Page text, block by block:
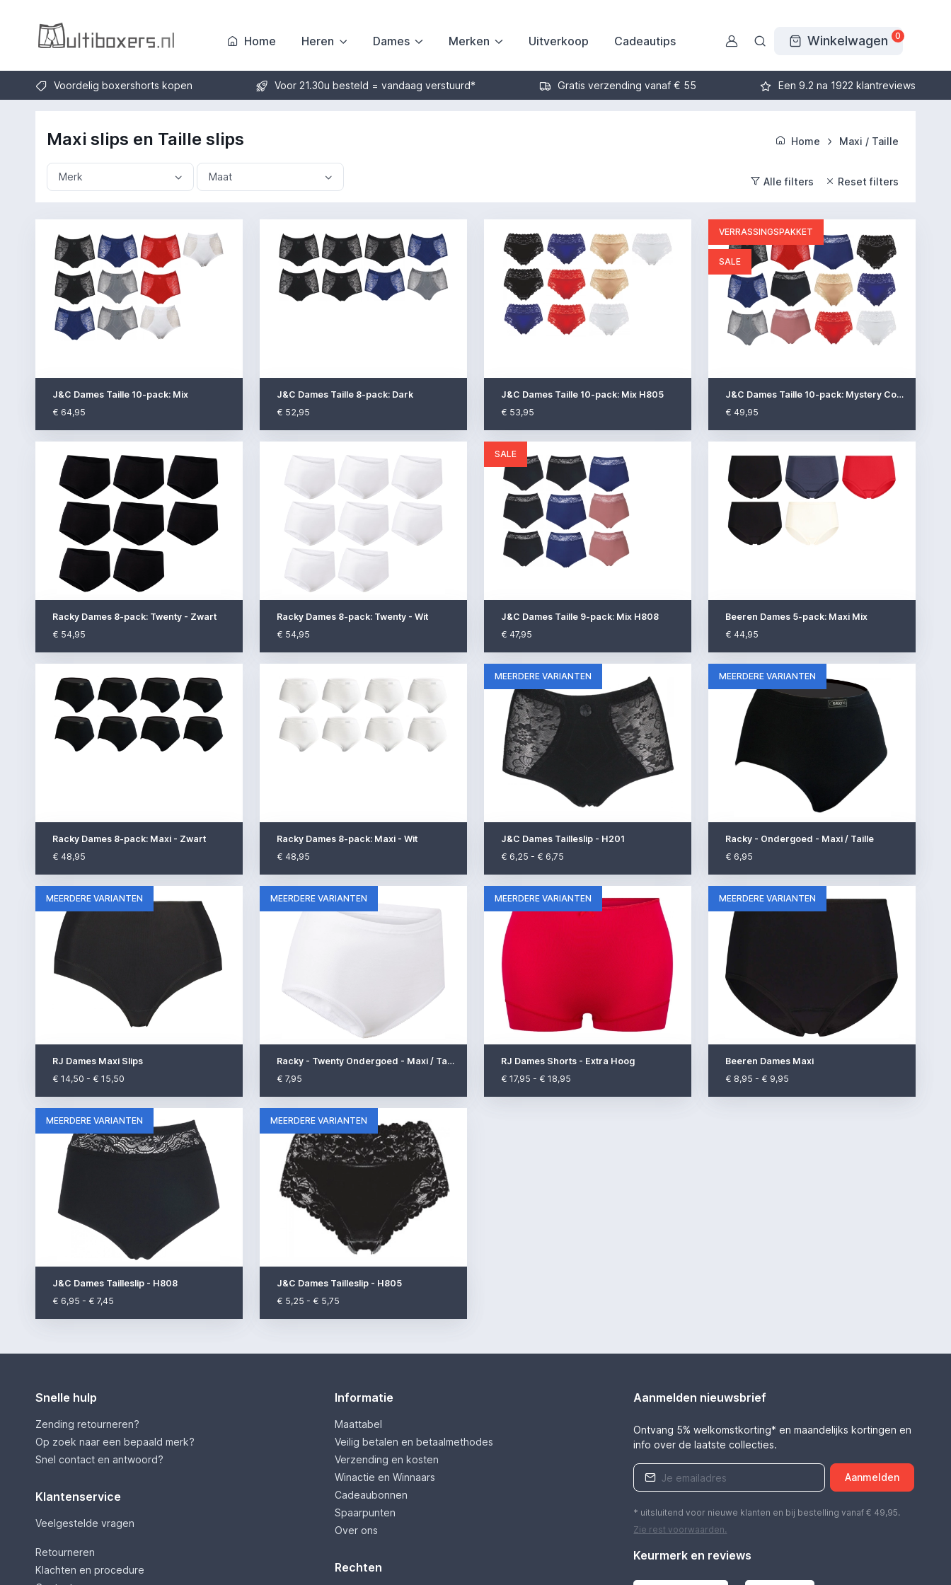
Home Heren Dames Merken Uitverkoop Cadeautips Winkelwagen 0
Voordelig boxershorts kopen Voor 21.30u besteld = vandaag verstuurd* Gratis verzending vanaf € 55 Een 9.2 na 1922 klantreviews
Home Maxi / Taille
Maxi slips en Taille slips
Merk Maat Alle filters Reset filters
J&C Dames Taille 10-pack: Mix
€ 64,95
J&C Dames Taille 8-pack: Dark
€ 52,95
J&C Dames Taille 10-pack: Mix H805
€ 53,95
VERRASSINGSPAKKET
SALE
J&C Dames Taille 10-pack: Mystery Collecti..
€ 49,95
Racky Dames 8-pack: Twenty - Zwart
€ 54,95
Racky Dames 8-pack: Twenty - Wit
€ 54,95
SALE
J&C Dames Taille 9-pack: Mix H808
€ 47,95
Beeren Dames 5-pack: Maxi Mix
€ 44,95
Racky Dames 8-pack: Maxi - Zwart
€ 48,95
Racky Dames 8-pack: Maxi - Wit
€ 48,95
MEERDERE VARIANTEN
J&C Dames Tailleslip - H201
€ 6,25 - € 6,75
MEERDERE VARIANTEN
Racky - Ondergoed - Maxi / Taille
€ 6,95
MEERDERE VARIANTEN
RJ Dames Maxi Slips
€ 14,50 - € 15,50
MEERDERE VARIANTEN
Racky - Twenty Ondergoed - Maxi / Taille
€ 7,95
MEERDERE VARIANTEN
RJ Dames Shorts - Extra Hoog
€ 17,95 - € 18,95
MEERDERE VARIANTEN
Beeren Dames Maxi
€ 8,95 - € 9,95
MEERDERE VARIANTEN
J&C Dames Tailleslip - H808
€ 6,95 - € 7,45
MEERDERE VARIANTEN
J&C Dames Tailleslip - H805
€ 5,25 - € 5,75
Snelle hulp
Zending retourneren?
Op zoek naar een bepaald merk?
Snel contact en antwoord?
Klantenservice
Veelgestelde vragen
Retourneren
Klachten en procedure
Informatie
Maattabel
Veilig betalen en betaalmethodes
Verzending en kosten
Winactie en Winnaars
Cadeaubonnen
Spaarpunten
Over ons
Rechten
Aanmelden nieuwsbrief
Ontvang 5% welkomstkorting* en maandelijks kortingen en
info over de laatste collecties.
Aanmelden
* uitsluitend voor nieuwe klanten en bij bestelling vanaf € 49,95.
Zie rest voorwaarden.
Keurmerk en reviews